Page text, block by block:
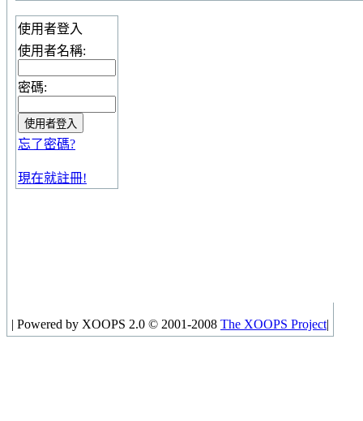
使用者登入
使用者名稱:
密碼:
忘了密碼?
現在就註冊!
| Powered by XOOPS 2.0 © 2001-2008 The XOOPS Project|